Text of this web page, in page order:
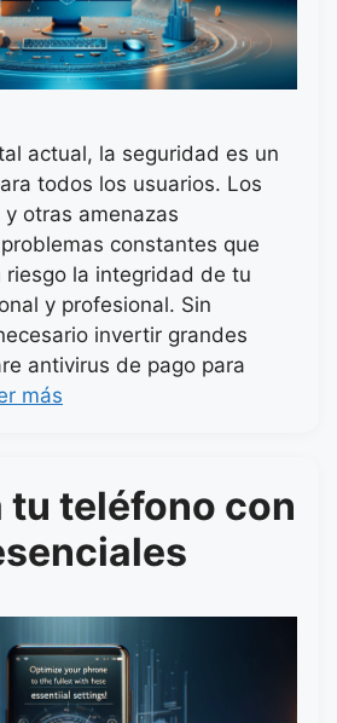
actual, la seguridad es un
todos los usuarios. Los
otras amenazas
constantes que
riesgo la integridad de tu
y profesional. Sin
invertir grandes
antivirus de pago para
más
tu teléfono con